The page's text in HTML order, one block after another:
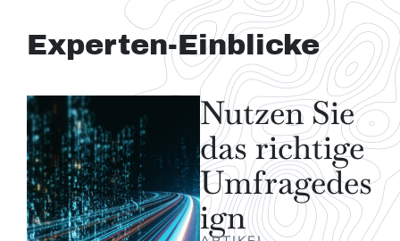
Experten-Einblicke
Nutzen Sie
das richtige
Umfragedes
ign